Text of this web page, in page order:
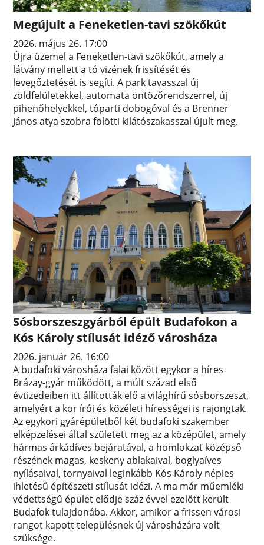
Megújult a Feneketlen-tavi szökőkút
2026. május 26. 17:00
Újra üzemel a Feneketlen-tavi szökőkút, amely a
látvány mellett a tó vizének frissítését és
levegőztetését is segíti. A park tavasszal új
zöldfelületekkel, automata öntözőrendszerrel, új
pihenőhelyekkel, tóparti dobogóval és a Brenner
János atya szobra fölötti kilátószakasszal újult meg.
Sósborszeszgyárból épült Budafokon a
Kós Károly stílusát idéző városháza
2026. január 26. 16:00
A budafoki városháza falai között egykor a híres
Brázay-gyár működött, a múlt század első
évtizedeiben itt állították elő a világhírű sósborszeszt,
amelyért a kor írói és közéleti hírességei is rajongtak.
Az egykori gyárépületből két budafoki szakember
elképzelései által született meg az a középület, amely
hármas árkádíves bejáratával, a homlokzat középső
részének magas, keskeny ablakaival, boglyaíves
nyílásaival, tornyaival leginkább Kós Károly népies
ihletésű építészeti stílusát idézi. A ma már műemléki
védettségű épület elődje száz évvel ezelőtt került
Budafok tulajdonába. Akkor, amikor a frissen városi
rangot kapott településnek új városházára volt
szüksége.